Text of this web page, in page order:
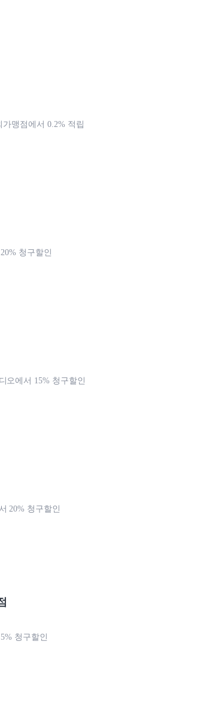
맹점에서 0.2% 적립
청구할인
오에서 15% 청구할인
20% 청구할인
청구할인